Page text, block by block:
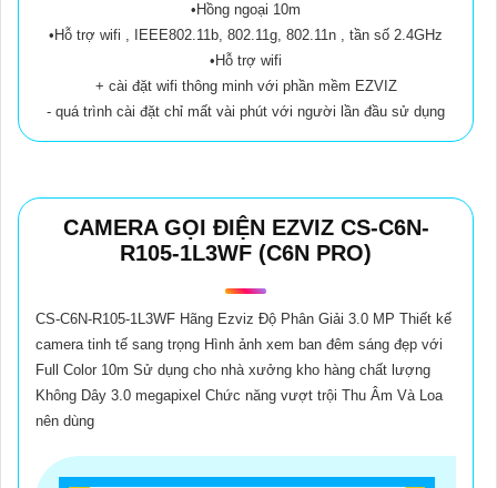
•Hồng ngoại 10m
•Hỗ trợ wifi , IEEE802.11b, 802.11g, 802.11n , tần số 2.4GHz
•Hỗ trợ wifi
+ cài đặt wifi thông minh với phần mềm EZVIZ
- quá trình cài đặt chỉ mất vài phút với người lần đầu sử dụng
CAMERA GỌI ĐIỆN EZVIZ CS-C6N-
R105-1L3WF (C6N PRO)
CS-C6N-R105-1L3WF Hãng Ezviz Độ Phân Giải 3.0 MP Thiết kế
camera tinh tế sang trọng Hình ảnh xem ban đêm sáng đẹp với
Full Color 10m Sử dụng cho nhà xưởng kho hàng chất lượng
Không Dây 3.0 megapixel Chức năng vượt trội Thu Âm Và Loa
nên dùng